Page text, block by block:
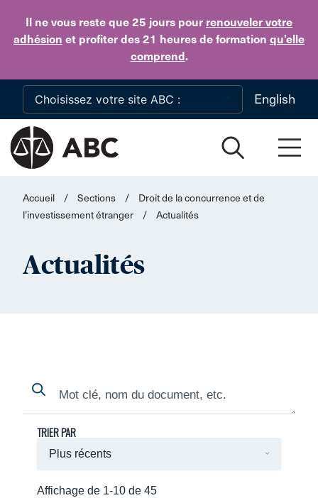
Il ne vous reste que 25 jours pour renouveler votre
adhésion et profiter des 21 heures de formation qu’elle
comprend.
Skip to main content
English
Accueil / Sections /
Droit de la concurrence et de
l’investissement étranger
/ Actualités
Actualités
Search
Search
Affichage de 1-10 de 45
TRIER PAR